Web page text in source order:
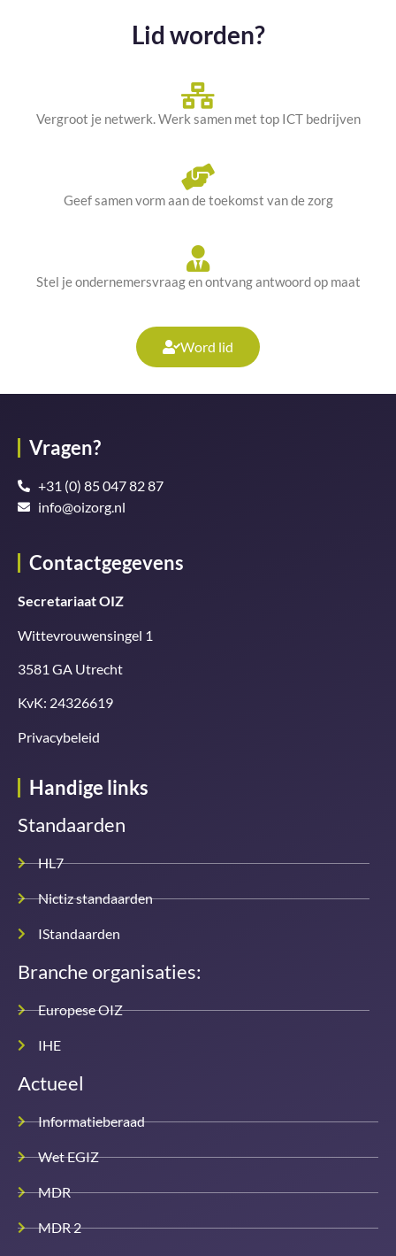
Lid worden?
Vergroot je netwerk. Werk samen met top ICT bedrijven
Geef samen vorm aan de toekomst van de zorg
Stel je ondernemersvraag en ontvang antwoord op maat
Word lid
Vragen?
+31 (0) 85 047 82 87
info@oizorg.nl
Contactgegevens
Secretariaat OIZ
Wittevrouwensingel 1
3581 GA Utrecht
KvK: 24326619
Privacybeleid
Handige links
Standaarden
HL7
Nictiz standaarden
IStandaarden
Branche organisaties:
Europese OIZ
IHE
Actueel
Informatieberaad
Wet EGIZ
MDR
MDR 2